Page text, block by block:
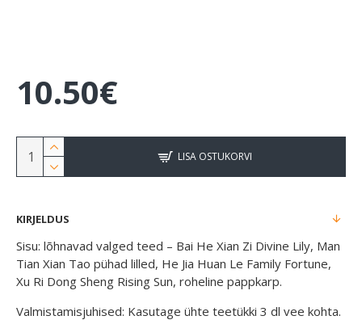
10.50€
LISA OSTUKORVI
KIRJELDUS
Sisu: lõhnavad valged teed – Bai He Xian Zi Divine Lily, Man
Tian Xian Tao pühad lilled, He Jia Huan Le Family Fortune,
Xu Ri Dong Sheng Rising Sun, roheline pappkarp.
Valmistamisjuhised: Kasutage ühte teetükki 3 dl vee kohta.